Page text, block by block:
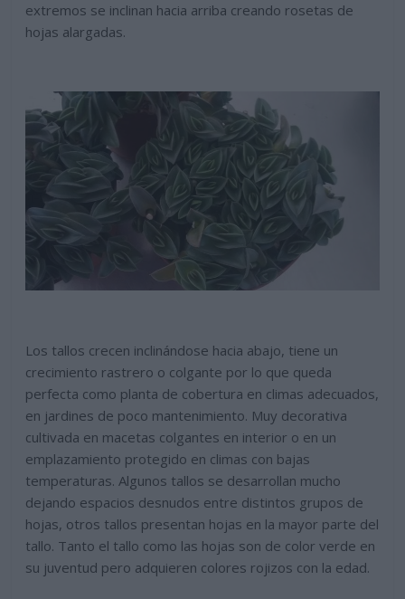
extremos se inclinan hacia arriba creando rosetas de
hojas alargadas.
Los tallos crecen inclinándose hacia abajo, tiene un
crecimiento rastrero o colgante por lo que queda
perfecta como planta de cobertura en climas adecuados,
en jardines de poco mantenimiento. Muy decorativa
cultivada en macetas colgantes en interior o en un
emplazamiento protegido en climas con bajas
temperaturas. Algunos tallos se desarrollan mucho
dejando espacios desnudos entre distintos grupos de
hojas, otros tallos presentan hojas en la mayor parte del
tallo. Tanto el tallo como las hojas son de color verde en
su juventud pero adquieren colores rojizos con la edad.